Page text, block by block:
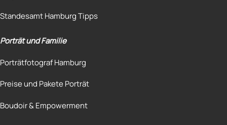
Standesamt Hamburg Tipps
Porträt und Familie
Porträtfotograf Hamburg
Preise und Pakete Porträt
Boudoir & Empowerment